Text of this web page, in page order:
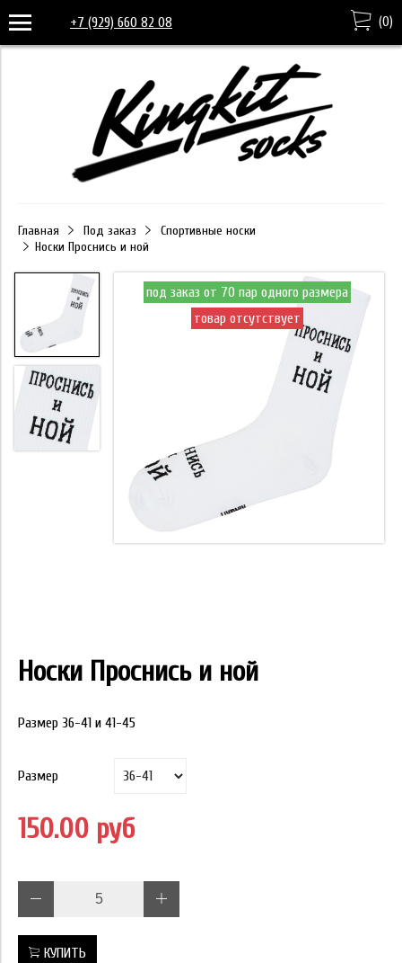
+7 (929) 660 82 08 (0)
Главная Под заказ
Спортивные носки
Носки Проснись и ной
под заказ от 70 пар одного размера
товар отсутствует
Носки Проснись и ной
Размер 36-41 и 41-45
Размер
150.00 руб
КУПИТЬ